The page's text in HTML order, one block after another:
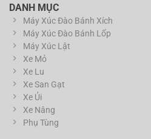
DANH MỤC
Máy Xúc Đào Bánh Xích
Máy Xúc Đào Bánh Lốp
Máy Xúc Lật
Xe Mỏ
Xe Lu
Xe San Gạt
Xe Ủi
Xe Nâng
Phụ Tùng